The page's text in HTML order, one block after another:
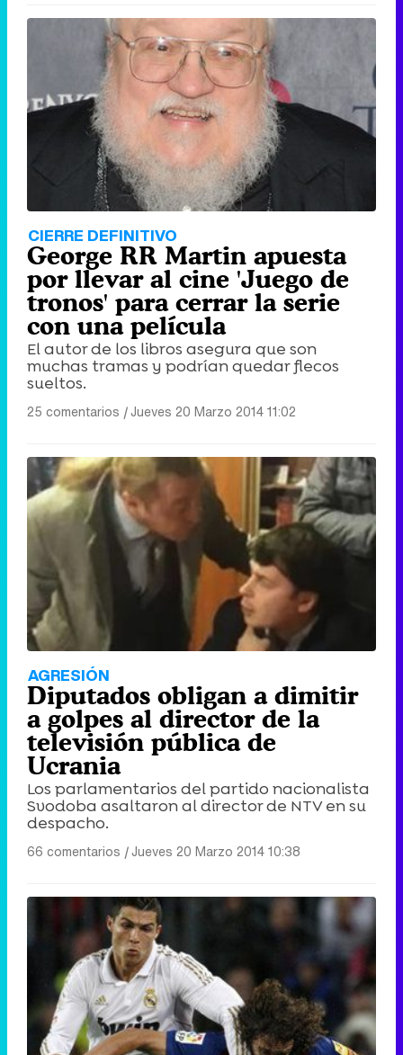
CIERRE DEFINITIVO
George RR Martin apuesta
por llevar al cine 'Juego de
tronos' para cerrar la serie
con una película
El autor de los libros asegura que son
muchas tramas y podrían quedar flecos
sueltos.
25 comentarios |Jueves 20 Marzo 2014 11:02
AGRESIÓN
Diputados obligan a dimitir
a golpes al director de la
televisión pública de
Ucrania
Los parlamentarios del partido nacionalista
Svodoba asaltaron al director de NTV en su
despacho.
66 comentarios |Jueves 20 Marzo 2014 10:38